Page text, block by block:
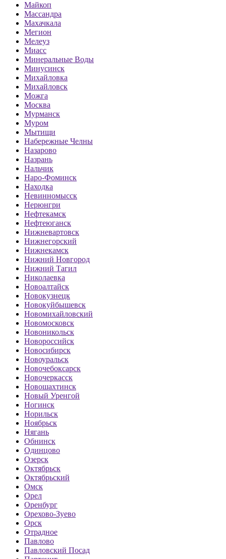
Майкоп
Массандра
Махачкала
Мегион
Мелеуз
Миасс
Минеральные Воды
Минусинск
Михайловка
Михайловск
Можга
Москва
Мурманск
Муром
Мытищи
Набережные Челны
Назарово
Назрань
Нальчик
Наро-Фоминск
Находка
Невинномысск
Нерюнгри
Нефтекамск
Нефтеюганск
Нижневартовск
Нижнегорский
Нижнекамск
Нижний Новгород
Нижний Тагил
Николаевка
Новоалтайск
Новокузнецк
Новокуйбышевск
Новомихайловский
Новомосковск
Новоникольск
Новороссийск
Новосибирск
Новоуральск
Новочебоксарск
Новочеркасск
Новошахтинск
Новый Уренгой
Ногинск
Норильск
Ноябрьск
Нягань
Обнинск
Одинцово
Озерск
Октябрьск
Октябрьский
Омск
Орел
Оренбург
Орехово-Зуево
Орск
Отрадное
Павлово
Павловский Посад